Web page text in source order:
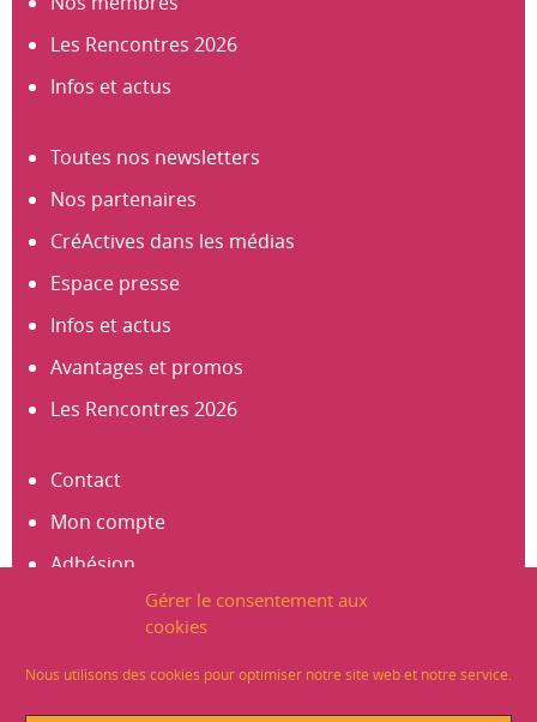
Gérer le consentement aux
cookies
Nous utilisons des cookies pour optimiser notre site web et notre service.
Les Rencontres 2026
Infos et actus
Toutes nos newsletters
Nos partenaires
CréActives dans les médias
Espace presse
Infos et actus
Avantages et promos
Les Rencontres 2026
Contact
Mon compte
Adhésion
S’abonner à la newsletter